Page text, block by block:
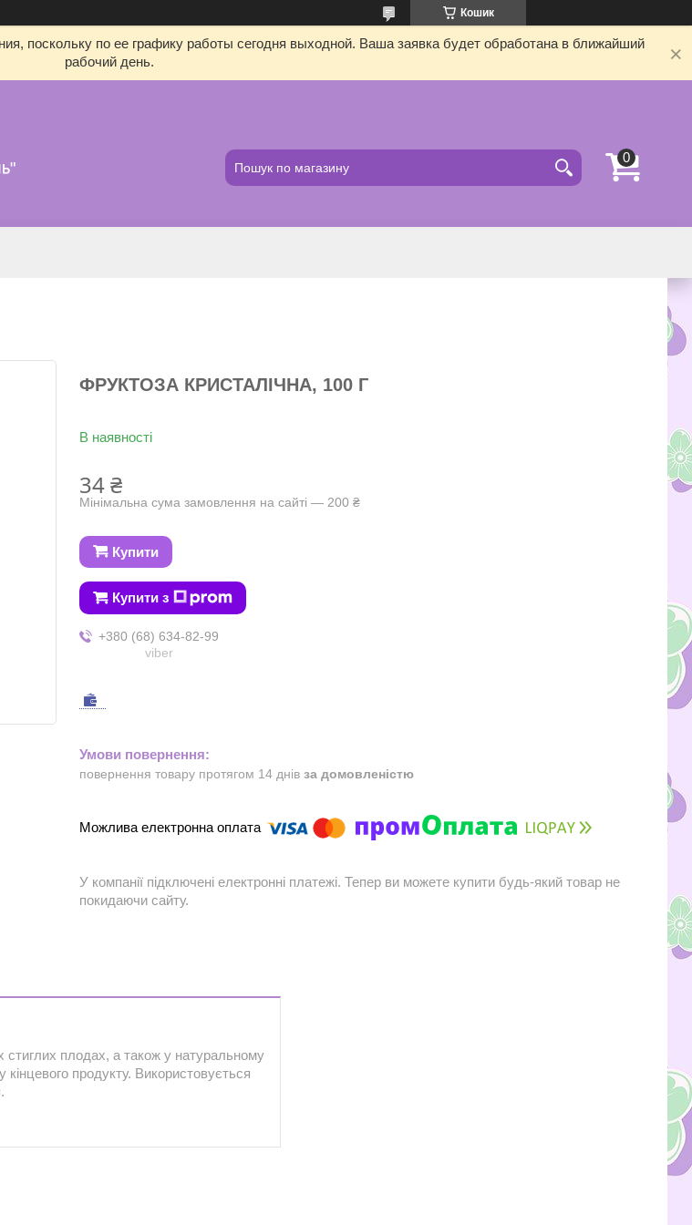
Кошик
поскольку по ее графику работы сегодня выходной. Ваша заявка будет обработана в ближайший
рабочий день.
ФРУКТОЗА КРИСТАЛІЧНА, 100 Г
В наявності
34 ₴
Мінімальна сума замовлення на сайті — 200 ₴
Купити
Купити з
+380 (68) 634-82-99
viber
повернення товару протягом 14 днів за домовленістю
У компанії підключені електронні платежі. Тепер ви можете купити будь-який товар не
покидаючи сайту.
плодах, а також у натуральному
продукту. Використовується